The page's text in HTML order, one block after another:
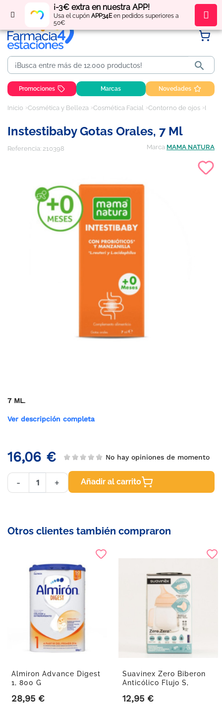
¡-3€ extra en nuestra APP!
Usa el cupón APP34Een pedidos superiores a
50€
Regístratey obténpuntos por tus compras

Promociones Marcas Novedades
Inicio Cosmética y Belleza Cosmética Facial Contorno de ojos
Instestibaby Gotas Orales, 7 Ml
Referencia: 210398 Marca MAMA NATURA
7 ML.
Ver descripción completa
16,06 € No hay opiniones de momento
- + Añadir al carrito
Otros clientes también compraron
Almiron Advance Digest
1, 800 G
Precio
28,95 €
Suavinex Zero Biberon
Anticólico Flujo S,
Precio
12,95 €